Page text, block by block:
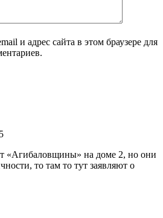
и адрес сайта в этом браузере для
«Агибаловщины» на доме 2, но они
то там то тут заявляют о